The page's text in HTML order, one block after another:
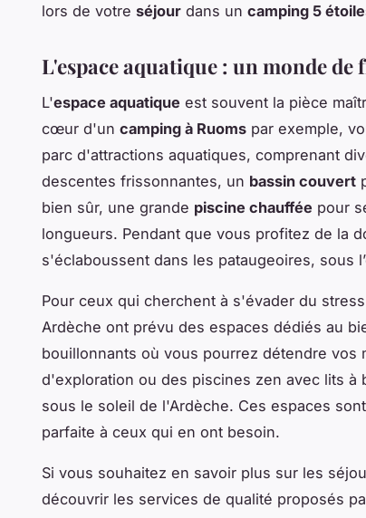
lors de votre séjour dans un camping 5
L'espace aquatique : un monde de
L'espace aquatique est souvent la pièce
cœur d'un camping à Ruoms par exemple,
parc d'attractions aquatiques, comprenant
descentes frissonnantes, un bassin couvert
bien sûr, une grande piscine chauffée pour
longueurs. Pendant que vous profitez de la
s'éclaboussent dans les pataugeoires, sous
Pour ceux qui cherchent à s'évader du
Ardèche ont prévu des espaces dédiés au
bouillonnants où vous pourrez détendre vos
d'exploration ou des piscines zen avec lits à
sous le soleil de l'Ardèche. Ces espaces
parfaite à ceux qui en ont besoin.
Si vous souhaitez en savoir plus sur les
découvrir les services de qualité proposés